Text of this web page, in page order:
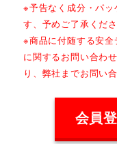
※予告なく成分・パ
す、予めご了承くださ
※商品に付随する安
に関するお問い合わ
り、弊社までお問い
会員